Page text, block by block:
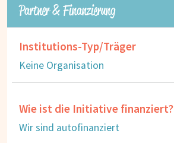
Partner & Finanzierung
Institutions-Typ/Träger
Keine Organisation
Wie ist die Initiative finanziert?
Wir sind autofinanziert